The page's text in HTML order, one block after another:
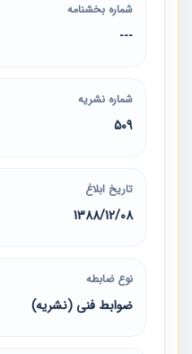
شماره بخشنامه
---
شماره نشریه
509
تاریخ ابلاغ
1388/12/08
نوع ضابطه
ضوابط فنی (نشریه)